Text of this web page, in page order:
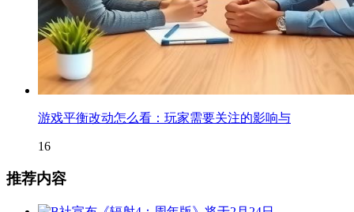
游戏平衡改动怎么看：玩家需要关注的影响与
16
推荐内容